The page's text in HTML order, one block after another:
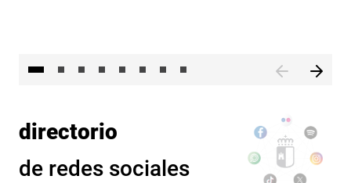
directorio
de redes sociales